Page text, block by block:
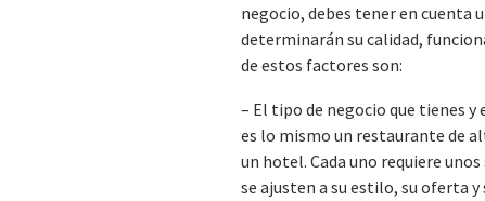
negocio, debes tener en cuenta
determinarán su calidad,
de estos factores son:
– El tipo de negocio que tienes y
es lo mismo un restaurante de
un hotel. Cada uno requiere
se ajusten a su estilo, su oferta